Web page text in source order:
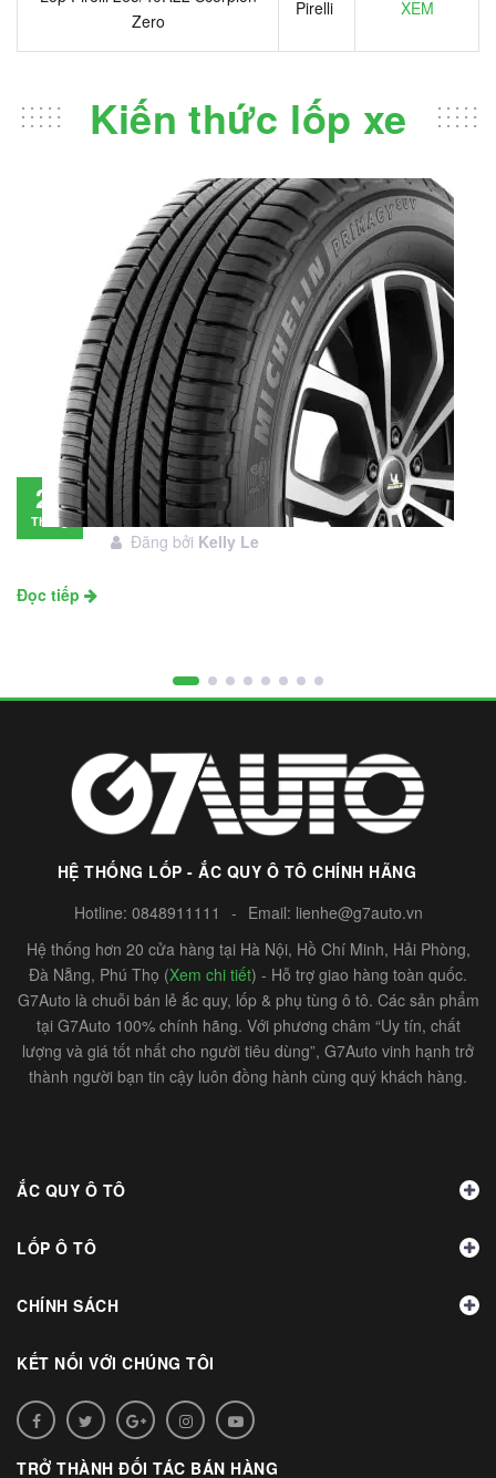
Zero
Pirelli XEM
Kiến thức lốp xe
28
Tháng
Đánh giá lốp Michelin Primacy SUV: Đáng
đầu tư không?
Đăng bởi Kelly Le
Đọc tiếp
HỆ THỐNG LỐP - ẮC QUY Ô TÔ CHÍNH HÃNG
Hotline: 0848911111 - Email: lienhe@g7auto.vn
Hệ thống hơn 20 cửa hàng tại Hà Nội, Hồ Chí Minh, Hải Phòng,
Đà Nẵng, Phú Thọ (Xem chi tiết) - Hỗ trợ giao hàng toàn quốc.
G7Auto là chuỗi bán lẻ ắc quy, lốp & phụ tùng ô tô. Các sản phẩm
tại G7Auto 100% chính hãng. Với phương châm “Uy tín, chất
lượng và giá tốt nhất cho người tiêu dùng”, G7Auto vinh hạnh trở
thành người bạn tin cậy luôn đồng hành cùng quý khách hàng.
ẮC QUY Ô TÔ
LỐP Ô TÔ
CHÍNH SÁCH
KẾT NỐI VỚI CHÚNG TÔI
TRỞ THÀNH ĐỐI TÁC BÁN HÀNG